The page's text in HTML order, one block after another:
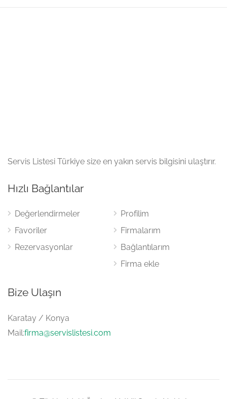
Servis Listesi Türkiye size en yakın servis bilgisini ulaştırır.
Hızlı Bağlantılar
Değerlendirmeler
Favoriler
Rezervasyonlar
Profilim
Firmalarım
Bağlantılarım
Firma ekle
Bize Ulaşın
Karatay / Konya
Mail:firma@servislistesi.com